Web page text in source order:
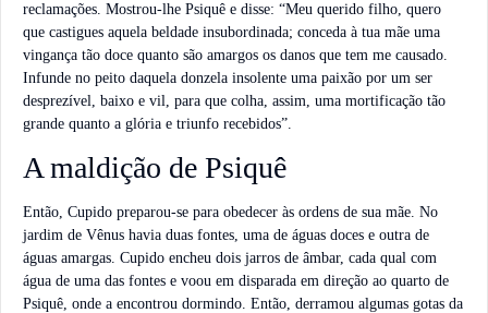
reclamações. Mostrou-lhe Psiquê e disse: “Meu querido filho, quero
que castigues aquela beldade insubordinada; conceda à tua mãe uma
vingança tão doce quanto são amargos os danos que tem me causado.
Infunde no peito daquela donzela insolente uma paixão por um ser
desprezível, baixo e vil, para que colha, assim, uma mortificação tão
grande quanto a glória e triunfo recebidos”.
A maldição de Psiquê
Então, Cupido preparou-se para obedecer às ordens de sua mãe. No
jardim de Vênus havia duas fontes, uma de águas doces e outra de
águas amargas. Cupido encheu dois jarros de âmbar, cada qual com
água de uma das fontes e voou em disparada em direção ao quarto de
Psiquê, onde a encontrou dormindo. Então, derramou algumas gotas da